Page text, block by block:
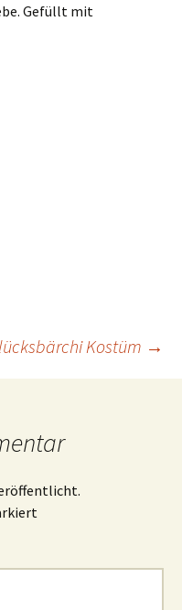
Gefüllt mit
Kostüm →